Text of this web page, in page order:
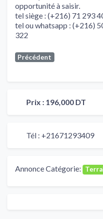
opportunité à saisir.
tel siège : (+216) 71 293
tel ou whatsapp : (+216)
322
Précédent
Prix : 196,000 DT
Tél : +21671293409
Annonce Catégorie: